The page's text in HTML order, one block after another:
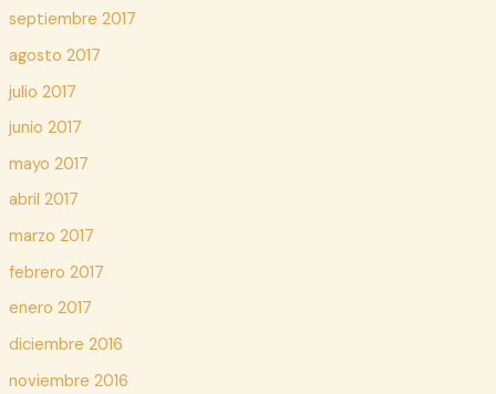
septiembre 2017
agosto 2017
julio 2017
junio 2017
mayo 2017
abril 2017
marzo 2017
febrero 2017
enero 2017
diciembre 2016
noviembre 2016